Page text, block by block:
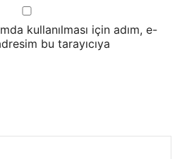
kullanılması için adım, e-
bu tarayıcıya